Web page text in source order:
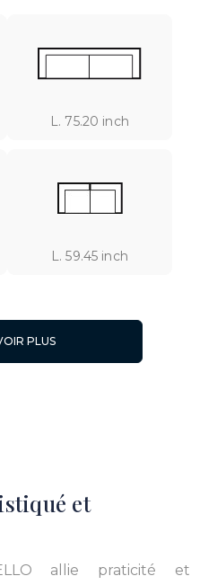
L. 75.20 inch
L. 59.45 inch
PLUS
et
allie praticité et